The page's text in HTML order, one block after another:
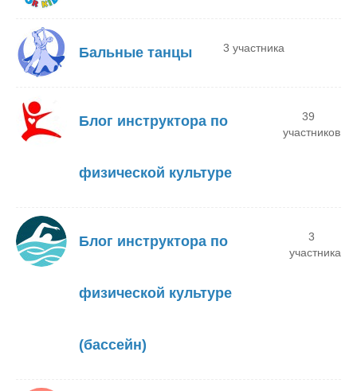
Бальные танцы 3 участника
Блог инструктора по
физической культуре
39
участников
Блог инструктора по
физической культуре
(бассейн)
3
участника